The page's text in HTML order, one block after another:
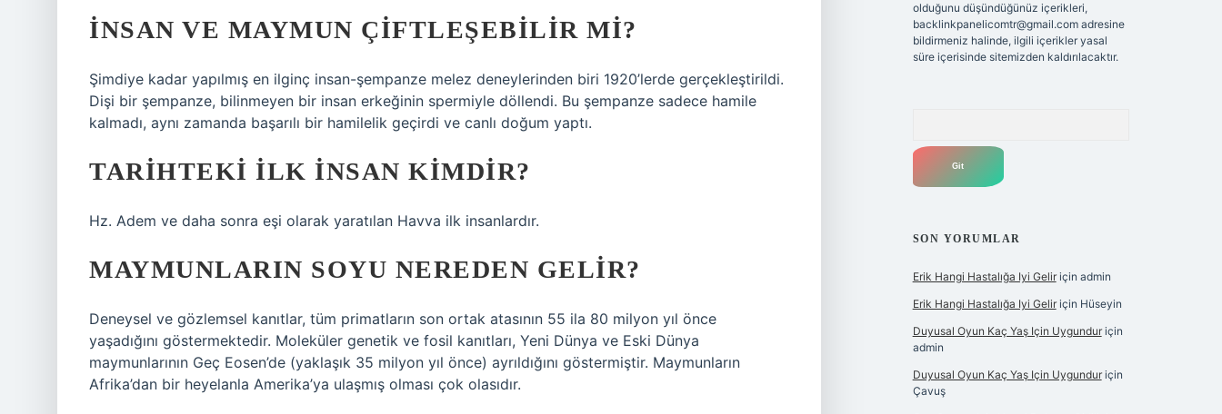
İNSAN VE MAYMUN ÇIFTLEŞEBILIR MI?
Şimdiye kadar yapılmış en ilginç insan-şempanze melez deneylerinden biri 1920’lerde gerçekleştirildi.
Dişi bir şempanze, bilinmeyen bir insan erkeğinin spermiyle döllendi. Bu şempanze sadece hamile
kalmadı, aynı zamanda başarılı bir hamilelik geçirdi ve canlı doğum yaptı.
TARIHTEKI ILK INSAN KIMDIR?
Hz. Adem ve daha sonra eşi olarak yaratılan Havva ilk insanlardır.
MAYMUNLARIN SOYU NEREDEN GELIR?
Deneysel ve gözlemsel kanıtlar, tüm primatların son ortak atasının 55 ila 80 milyon yıl önce
yaşadığını göstermektedir. Moleküler genetik ve fosil kanıtları, Yeni Dünya ve Eski Dünya
maymunlarının Geç Eosen’de (yaklaşık 35 milyon yıl önce) ayrıldığını göstermiştir. Maymunların
Afrika’dan bir heyelanla Amerika’ya ulaşmış olması çok olasıdır.
olduğunu düşündüğünüz içerikleri,
backlinkpanelicomtr@gmail.comadresine
bildirmeniz halinde, ilgili içerikler yasal
süre içerisinde sitemizden kaldırılacaktır.
SON YORUMLAR
Erik Hangi Hastalığa Iyi Geliriçin admin
Erik Hangi Hastalığa Iyi Geliriçin Hüseyin
Duyusal Oyun Kaç Yaş Için Uygunduriçin
admin
Duyusal Oyun Kaç Yaş Için Uygunduriçin
Çavuş